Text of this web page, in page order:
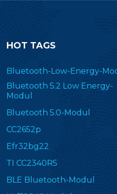
HOT TAGS
Bluetooth-Low-Energy-
Bluetooth 5.2 Low Energy-
Modul
Bluetooth 5.0-Modul
CC2652p
Efr32bg22
TI CC2340R5
BLE Bluetooth-Modul